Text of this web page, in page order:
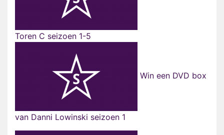
Toren C seizoen 1-5
Win een DVD box
van Danni Lowinski seizoen 1